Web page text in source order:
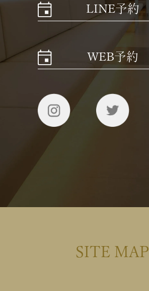
LINE予約
WEB予約
SITE MAP